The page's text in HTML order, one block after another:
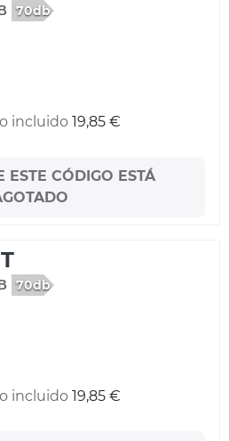
70db
incluido 19,85 €
ESTE CÓDIGO ESTÁ
70db
incluido 19,85 €